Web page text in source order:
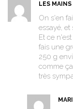
LES MAINS
On s'en
essayé,
Et ce
fais une
250 g
comme
très